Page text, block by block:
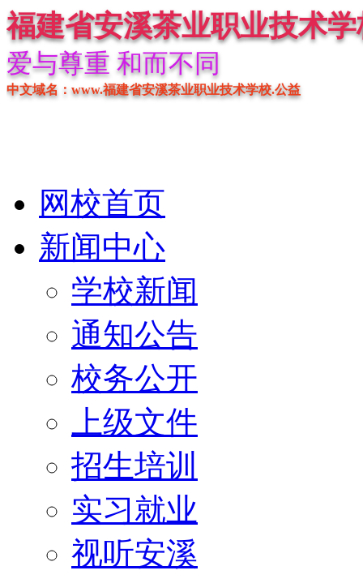
福建省安溪茶业职业技术学
爱与尊重 和而不同
中文域名：www.福建省安溪茶业职业技术学校.公益
网校首页
新闻中心
学校新闻
通知公告
校务公开
上级文件
招生培训
实习就业
视听安溪